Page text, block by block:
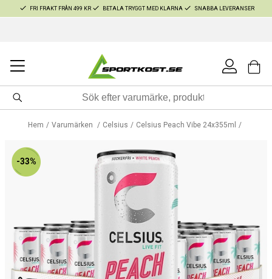
FRI FRAKT FRÅN 499 KR BETALA TRYGGT MED KLARNA SNABBA LEVERANSER
Hem Varumärken Celsius Celsius Peach Vibe 24x355ml
-33%